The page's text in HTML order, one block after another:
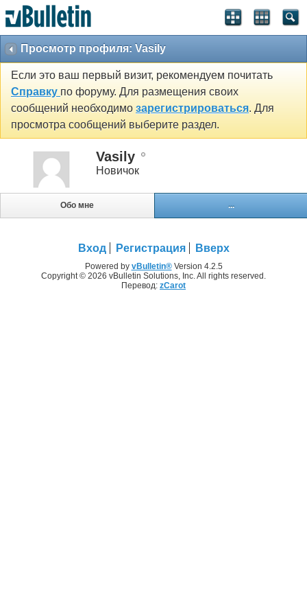
Просмотр профиля: Vasily
Если это ваш первый визит, рекомендуем почитать
Справку по форуму. Для размещения своих
сообщений необходимо зарегистрироваться. Для
просмотра сообщений выберите раздел.
Vasily
Новичок
Обо мне ...
Вход Регистрация Вверх
Powered by vBulletin®Version 4.2.5
Copyright © 2026 vBulletin Solutions, Inc. All rights reserved.
Перевод: zCarot